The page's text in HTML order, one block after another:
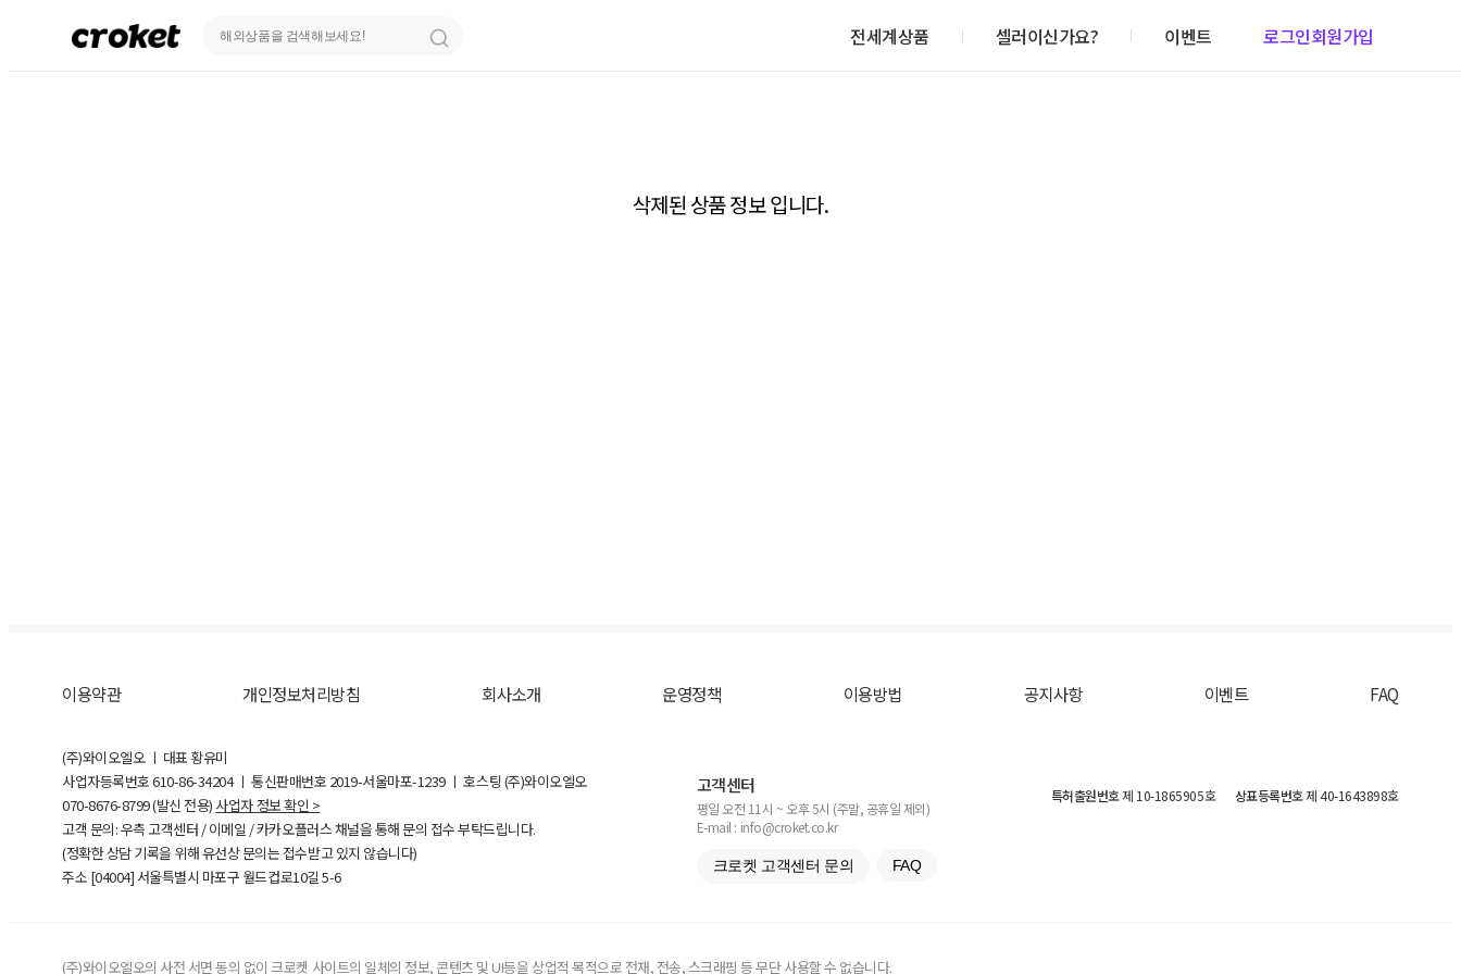
전세계상품 셀러이신가요? 이벤트 로그인회원가입
삭제된 상품 정보 입니다.
이용약관 개인정보처리방침 회사소개 운영정책 이용방법 공지사항 이벤트 FAQ
(주)와이오엘오 ㅣ 대표 황유미
사업자등록번호610-86-34204ㅣ 통신판매번호 2019-서울마포-1239 ㅣ 호스팅 (주)와이오엘오
070-8676-8799 (발신 전용) 사업자 정보 확인 >
고객 문의: 우측 고객센터 / 이메일 / 카카오플러스 채널을 통해 문의 접수 부탁드립니다.
(정확한 상담 기록을 위해 유선상 문의는 접수받고 있지 않습니다)
주소 [04004] 서울특별시 마포구 월드컵로10길5-6
고객센터
평일 오전 11시 ~ 오후 5시 (주말, 공휴일 제외)
E-mail : info@croket.co.kr
크로켓 고객센터 문의 FAQ
특허출원번호제 10-1865905호 상표등록번호제 40-1643898호
(주)와이오엘오의 사전 서면 동의 없이 크로켓 사이트의 일체의 정보, 콘텐츠 및 UI등을 상업적 목적으로 전재, 전송, 스크래핑 등 무단 사용할 수 없습니다.